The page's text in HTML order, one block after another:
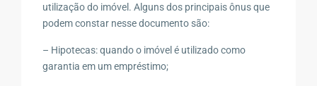
utilização do imóvel. Alguns dos principais ônus que
podem constar nesse documento são:
– Hipotecas: quando o imóvel é utilizado como
garantia em um empréstimo;